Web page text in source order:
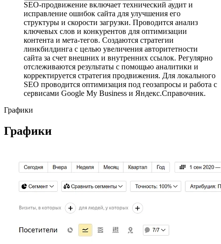
SEO-продвижение включает технический аудит и
исправление ошибок сайта для улучшения его
структуры и скорости загрузки. Проводится анализ
ключевых слов и конкурентов для оптимизации
контента и мета-тегов. Создаются стратегии
линкбилдинга с целью увеличения авторитетности
сайта за счет внешних и внутренних ссылок. Регулярно
отслеживаются результаты с помощью аналитики и
корректируется стратегия продвижения. Для локального
SEO проводится оптимизация под геозапросы и работа с
сервисами Google My Business и Яндекс.Справочник.
Графики
Графики